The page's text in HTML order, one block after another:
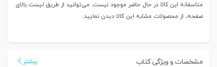
متاسفانه این کالا در حال حاضر موجود نیست. می‌توانید از طریق لیست بالای
صفحه، از محصولات مشابه این کالا دیدن نمایید.
مشخصات و ویژگی کتاب بیشتر